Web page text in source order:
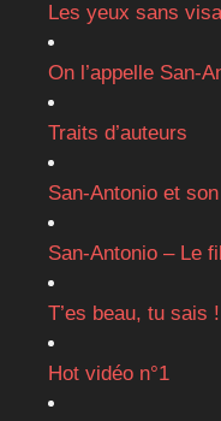
Les yeux sans
On l’appelle San-
Traits d’auteurs
San-Antonio et
San-Antonio – Le
T’es beau, tu sais !
Hot vidéo n°1